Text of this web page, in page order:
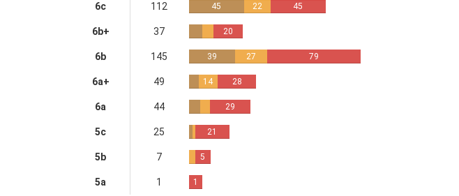
6c 112 45 22 45
6b+ 37 20
6b 145 39 27 79
6a+ 49 14 28
6a 44 29
5c 25 21
5b 7 5
5a 1 1